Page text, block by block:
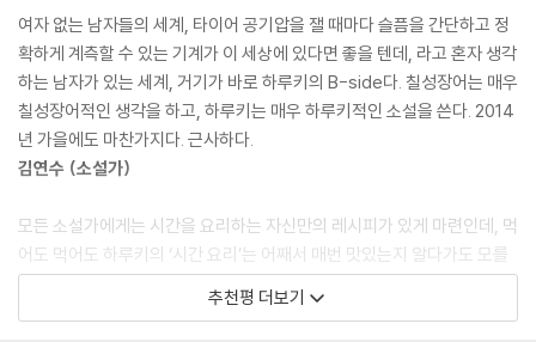
여겨지던 것이, 그걸 얻기 위해서라면 모든 것을 내버려도 좋다고까지 생
각했던 것이, 시간이 지나면, 혹은 바라보는 각도를 약간 달리하면 놀랄 만
큼 빛이 바래 보이는 거야. 내 눈이 대체 뭘 보고 있었나 싶어서 어이가 없
어져. _「셰에라자드」, 211~212쪽
여자를 잃는다는 것은 말하자면 그런 것이다. 현실에 편입되어 있으면서도
었다. 그리고 셰에라자드는 그에게 그것을 넉넉히, 그야말로 무한정 내주
었다. 그 사실이, 그리고 그것을 언젠가는 반드시 잃게 되리라는 사실이 그
무엇보다도 그를 슬프게 했다. _「셰에라자드」, 214쪽
대작 『1Q84』를 비롯한 장편소설 집필에 몰두해왔던 그는, 2013년 직접
선별한 영미권 단편소설 모음집 『그리워서(?しくて)』의 번역작업중에
문득 ‘장편을 쓰는 것도 지쳤으니 이제 슬슬 단편들을 써보는 게 어떨까’라
는 생각이 들었다고 한다. 그후 그해 말부터 이듬해 봄에 걸쳐 발표한 단편
소설 다섯 편과 단행본 출간에 맞춰 새로 쓴 표제작 「여자 없는 남자들」이
모여 이번 소설집이 완성되었고, 이번 한국어 판본에는 『그리워서』에 실렸
제목처럼 ‘여자 없는 남자들’을 모티프로 삼은 이번 소설집에는 말 그대로
연인이나 아내로서의 여성이 부재하거나 상실된 주인공들이 등장한다. 병
으로 인해 사별하거나(「드라이브 마이 카」), 외도 사실을 알게 되어 이혼하
고(「기노」), 본인의 뜻으로 일부러 깊은 관계를 피하는 경우도 있으며(「독
여자 없는 남자들의 세계, 타이어 공기압을 잴 때마다 슬픔을 간단하고 정
확하게 계측할 수 있는 기계가 이 세상에 있다면 좋을 텐데, 라고 혼자 생각
하는 남자가 있는 세계, 거기가 바로 하루키의 B-side다. 칠성장어는 매우
칠성장어적인 생각을 하고, 하루키는 매우 하루키적인 소설을 쓴다. 2014
년 가을에도 마찬가지다. 근사하다.
김연수 (소설가)
모든 소설가에게는 시간을 요리하는 자신만의 레시피가 있게 마련인데, 먹
어도 먹어도 하루키의 ‘시간 요리’는 어째서 매번 맛있는지 알다가도 모를
일이다. (…) 하루키의 신간 단편집 『여자 없는 남자들』을 읽으면서도 나는
추천평 더보기